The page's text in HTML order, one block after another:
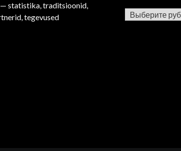
statistika, traditsioonid,
tegevused
Рубрики